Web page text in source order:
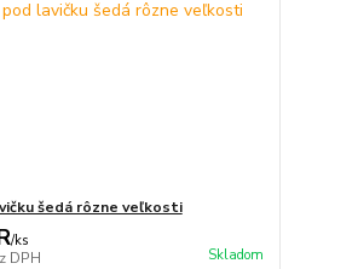
šedá rôzne veľkosti
/ks
DPH Skladom